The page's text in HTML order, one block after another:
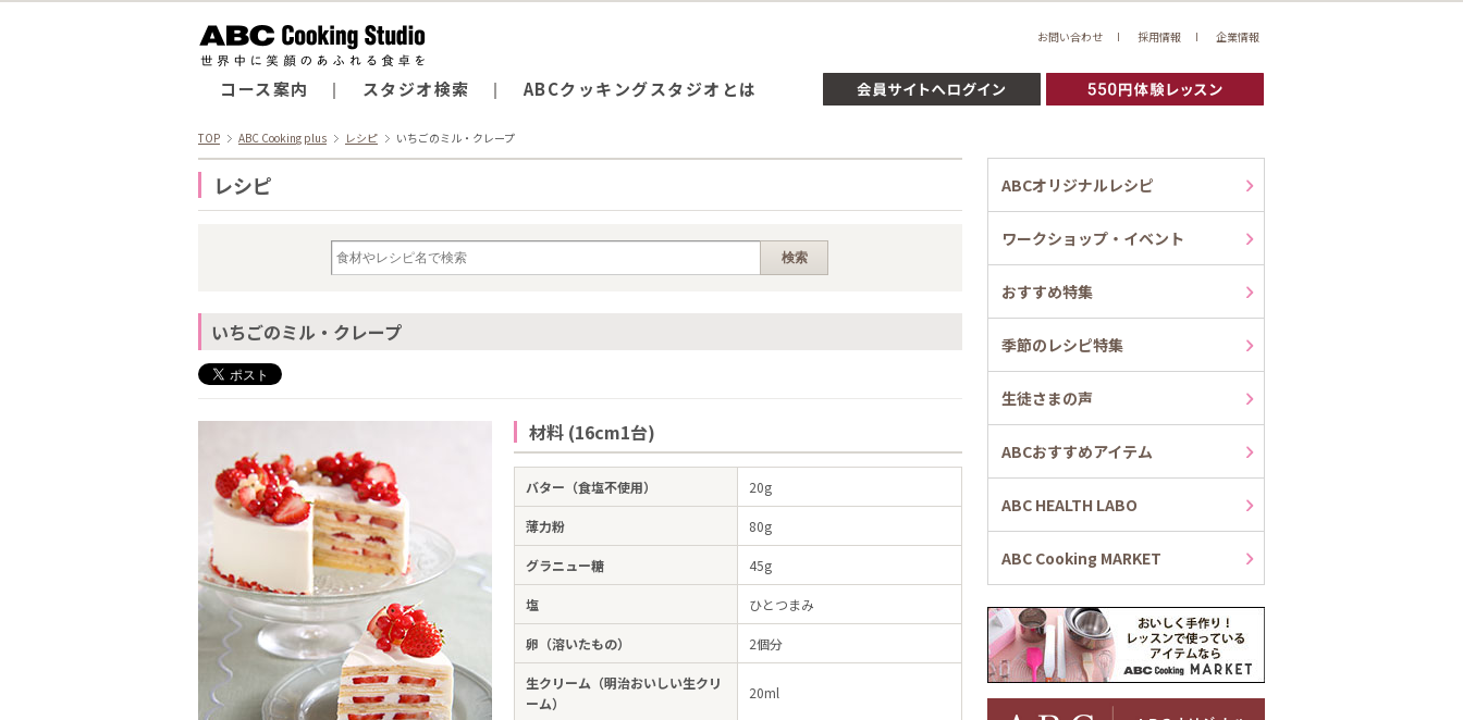
コース案内 スタジオ検索 ABCクッキングスタジオとは
お問い合わせ 採用情報 企業情報
TOP ABC Cooking plus レシピ いちごのミル・クレープ
レシピ
いちごのミル・クレープ
材料 (16cm1台)
バター（食塩不使用） 20g
薄力粉 80g
グラニュー糖 45g
塩 ひとつまみ
卵（溶いたもの） 2個分
生クリーム（明治おいしい生クリ
ーム）
20ml
ABCオリジナルレシピ
ワークショップ・イベント
おすすめ特集
季節のレシピ特集
生徒さまの声
ABCおすすめアイテム
ABC HEALTH LABO
ABC Cooking MARKET